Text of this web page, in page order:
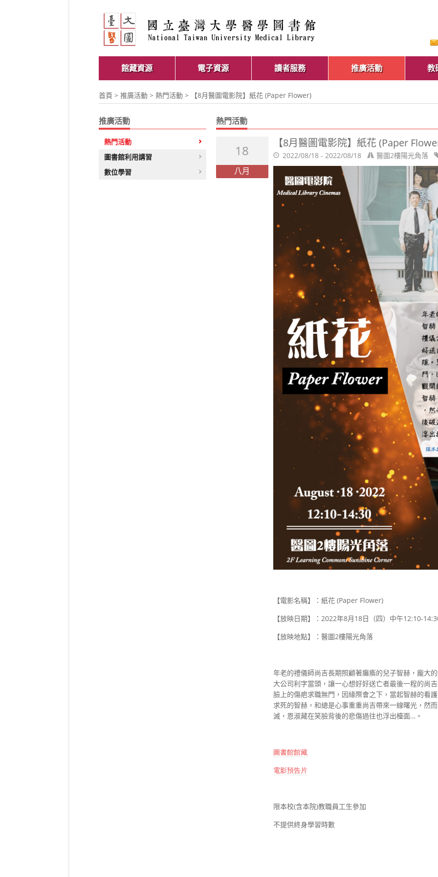
館藏資源 電子資源 讀者服務 推廣活動 教
首頁 > 推廣活動 > 熱門活動 > 【8月醫圖電影院】紙花 (Paper Flower)
推廣活動
熱門活動
圖書館利用講習
數位學習
熱門活動
18
八月
【8月醫圖電影院】紙花 (Paper
2022/08/18 - 2022/08/18 醫圖2樓陽光角落
【電影名稱】：紙花(Paper Flower)
【放映日期】： 2022年8月18日（四）中午12:10-
【放映地點】：醫圖2樓陽光角落
年老的禮儀師尚吉長期照顧著癱瘓的兒子智赫，龐大
大公司利字當頭，讓一心想好好送亡者最後一程的尚
臉上的傷疤求職無門，因緣際會之下，當起智赫的看
求死的智赫，和總是心事重重尚吉帶來一線曙光，然
滅，恩淑藏在笑臉背後的悲傷過往也浮出檯面…。
圖書館館藏
電影預告片
限本校(含本院)教職員工生參加
不提供終身學習時數